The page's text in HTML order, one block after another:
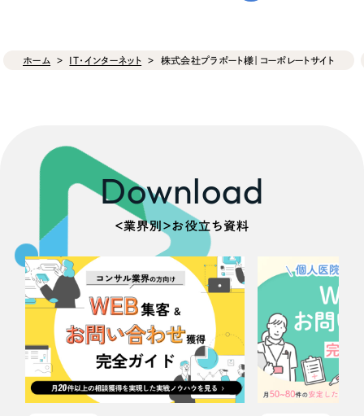
ホーム IT・インターネット 株式会社プラポート様｜コーポレートサイト
Download
＜業界別＞お役立ち資料